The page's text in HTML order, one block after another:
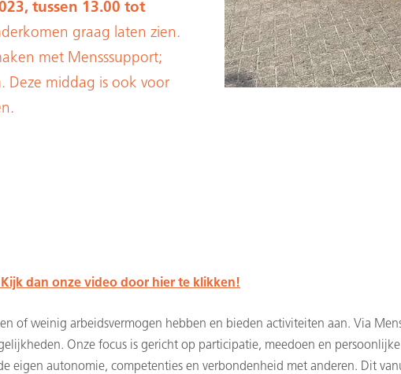
tussen 13.00 tot
graag laten zien.
met Mensssupport;
Deze middag is ook voor
dan onze video door hier te klikken!
of weinig arbeidsvermogen hebben en bieden activiteiten aan. Via
Onze focus is gericht op participatie, meedoen en
eigen autonomie, competenties en verbondenheid met anderen. Dit